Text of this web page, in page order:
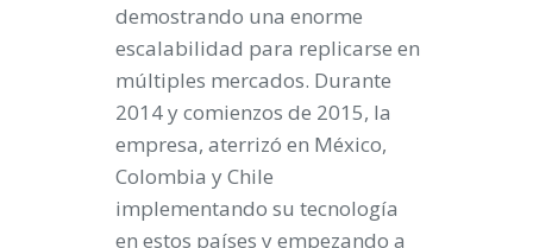
demostrando una enorme
escalabilidad para replicarse en
múltiples mercados. Durante
2014 y comienzos de 2015, la
empresa, aterrizó en México,
Colombia y Chile
implementando su tecnología
en estos países y empezando a